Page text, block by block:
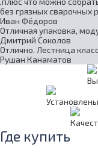
без грязных сварочных
Иван Фёдоров
Отличная упаковка,
Дмитрий Соколов
Отлично. Лестница
Рушан Канаматов
Где купить